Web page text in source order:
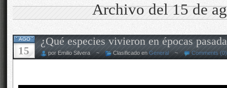
Archivo del 15 de
AGO
15
¿Qué especies vivieron en épocas
por Emilio Silvera ~ Clasificado en General ~ Comments (0)